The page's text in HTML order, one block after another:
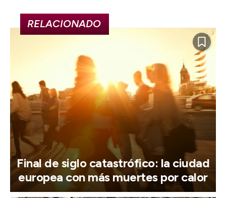
RELACIONADO
Final de siglo catastrófico: la ciudad
europea con más muertes por calor